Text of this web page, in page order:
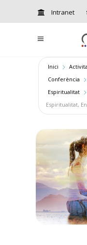
Intranet
Inici
Conferència
Espiritualitat
Espiritualitat,